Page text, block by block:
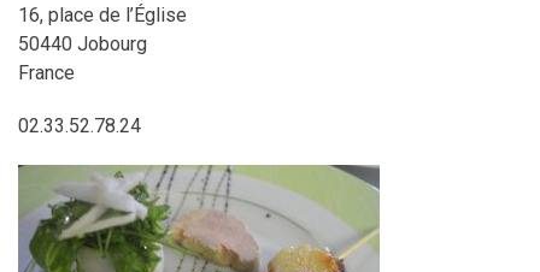
16, place de l’Église
50440 Jobourg
France
02.33.52.78.24